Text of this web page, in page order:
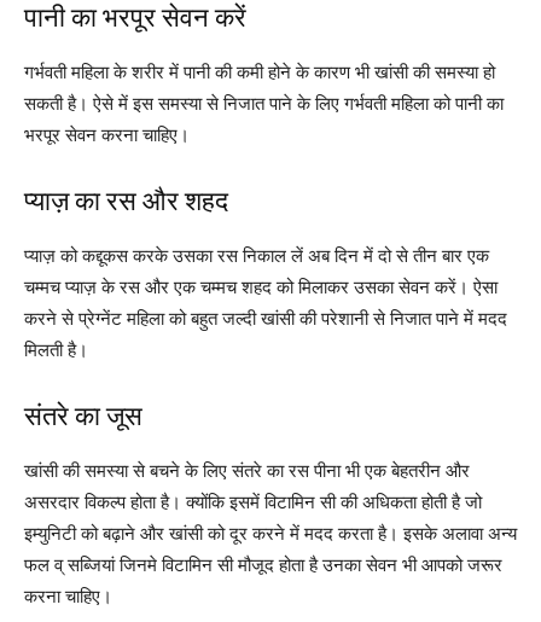
पानी का भरपूर सेवन करें
गर्भवती महिला के शरीर में पानी की कमी होने के कारण भी खांसी की समस्या हो
सकती है। ऐसे में इस समस्या से निजात पाने के लिए गर्भवती महिला को पानी का
भरपूर सेवन करना चाहिए।
प्याज़ का रस और शहद
प्याज़ को कद्दूकस करके उसका रस निकाल लें अब दिन में दो से तीन बार एक
चम्मच प्याज़ के रस और एक चम्मच शहद को मिलाकर उसका सेवन करें। ऐसा
करने से प्रेग्नेंट महिला को बहुत जल्दी खांसी की परेशानी से निजात पाने में मदद
मिलती है।
संतरे का जूस
खांसी की समस्या से बचने के लिए संतरे का रस पीना भी एक बेहतरीन और
असरदार विकल्प होता है। क्योंकि इसमें विटामिन सी की अधिकता होती है जो
इम्युनिटी को बढ़ाने और खांसी को दूर करने में मदद करता है। इसके अलावा अन्य
फल व् सब्जियां जिनमे विटामिन सी मौजूद होता है उनका सेवन भी आपको जरूर
करना चाहिए।